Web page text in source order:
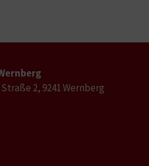
2, 9241 Wernberg